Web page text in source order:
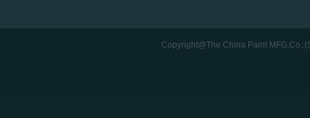
Copyright@The China Paint